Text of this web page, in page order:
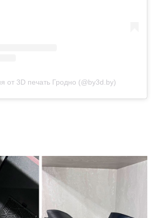
от 3D печать Гродно (@by3d.by)